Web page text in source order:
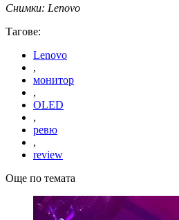
Снимки: Lenovo
Тагове:
Lenovo
,
монитор
,
OLED
,
ревю
,
review
Още по темата